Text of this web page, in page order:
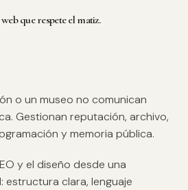
que respete el matiz.
o un museo no comunican
Gestionan reputación, archivo,
y memoria pública.
y el diseño desde una
estructura clara, lenguaje